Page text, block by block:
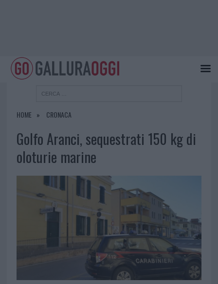
HOME CRONACA
Golfo Aranci, sequestrati 150 kg di
oloturie marine